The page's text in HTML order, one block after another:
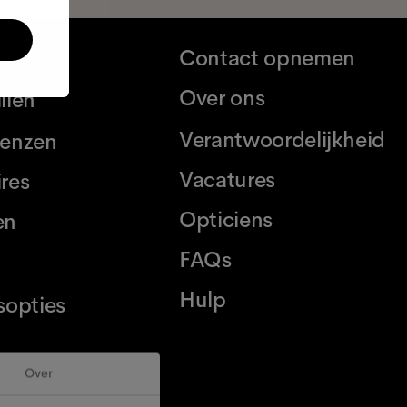
Over
Contact opnemen
Over ons
Verantwoordelijkheid
Vacatures
Opticiens
FAQs
Hulp